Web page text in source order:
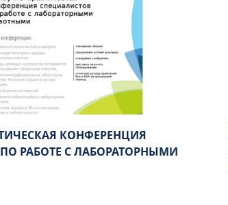
КОНФЕРЕНЦИЯ
РАБОТЕ С ЛАБОРАТОРНЫМИ